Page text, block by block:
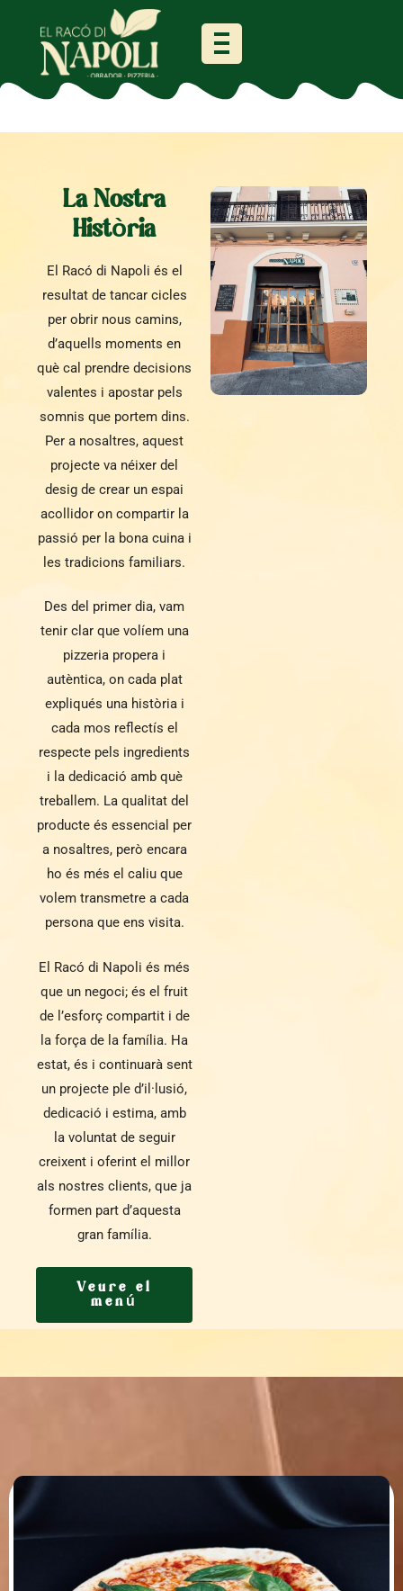
La Nostra
Història
El Racó di Napoli és el
resultat de tancar cicles
per obrir nous camins,
d’aquells moments en
què cal prendre decisions
valentes i apostar pels
somnis que portem dins.
Per a nosaltres, aquest
projecte va néixer del
desig de crear un espai
acollidor on compartir la
passió per la bona cuina i
les tradicions familiars.
Des del primer dia, vam
tenir clar que volíem una
pizzeria propera i
autèntica, on cada plat
expliqués una història i
cada mos reflectís el
respecte pels ingredients
i la dedicació amb què
treballem. La qualitat del
producte és essencial per
a nosaltres, però encara
ho és més el caliu que
volem transmetre a cada
persona que ens visita.
El Racó di Napoli és més
que un negoci; és el fruit
de l’esforç compartit i de
la força de la família. Ha
estat, és i continuarà sent
un projecte ple d’il·lusió,
dedicació i estima, amb
la voluntat de seguir
creixent i oferint el millor
als nostres clients, que ja
formen part d’aquesta
gran família.
Veure el
menú